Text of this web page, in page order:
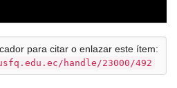
para citar o enlazar este ítem:
handle/23000/492